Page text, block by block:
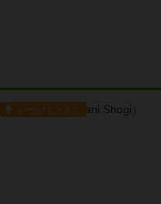
ルール/インスト